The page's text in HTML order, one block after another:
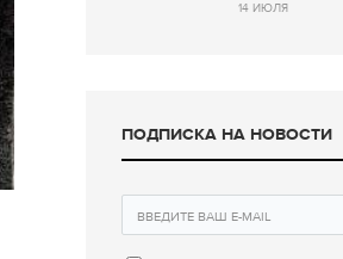
14 ИЮЛЯ
ПОДПИСКА НА НОВОСТИ